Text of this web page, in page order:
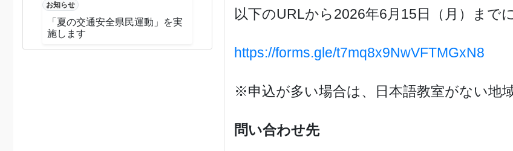
お知らせ
「夏の交通安全県民運動」を実
施します
以下のURLから2026年6月15日（月）まで
https://forms.gle/t7mq8x9NwVFTMGxN8
※申込が多い場合は、日本語教室がない地
問い合わせ先